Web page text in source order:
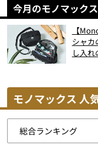
今月のモノマック
【
シャカ
し入
モノマックス 人